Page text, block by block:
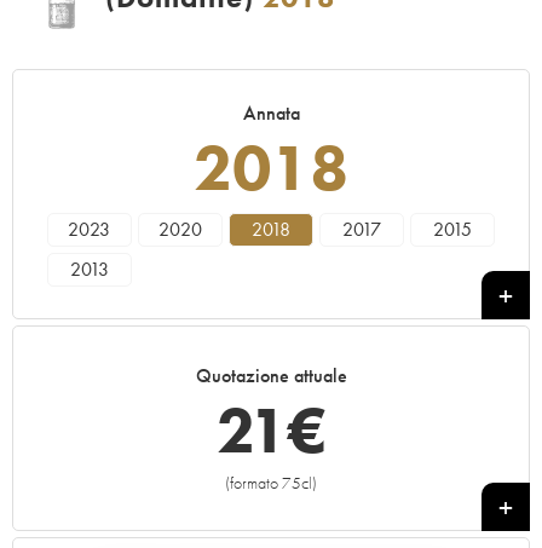
Annata
2018
2023 2020 2018 2017
2015
2013
Quotazione attuale
21€
(formato 75cl)
+